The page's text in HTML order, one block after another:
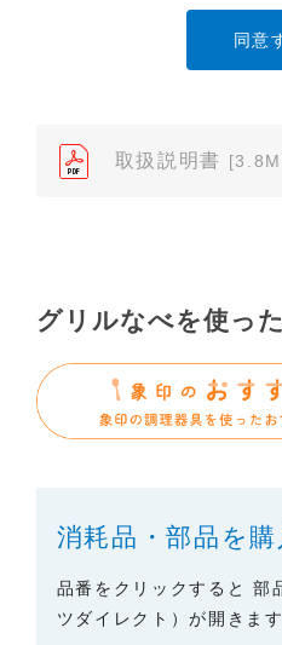
たり、また、配布すること
（2）本サイトでは、デー
売店、また弊社「お客様ご
依頼いただきますようお願
（3）本サイトに掲載され
種が、生産中止などの理
ありますので、あらかじめ
（※）みまもりほっとラ
ている専用の製品（レンタ
２．取扱説明書の内容につ
れる場合があります。本サ
扱説明書の内容が、製品に
取扱説明書
グリルなべを使っ
消耗品・部品を購
品番をクリックすると 部
ツダイレクト）が開きます